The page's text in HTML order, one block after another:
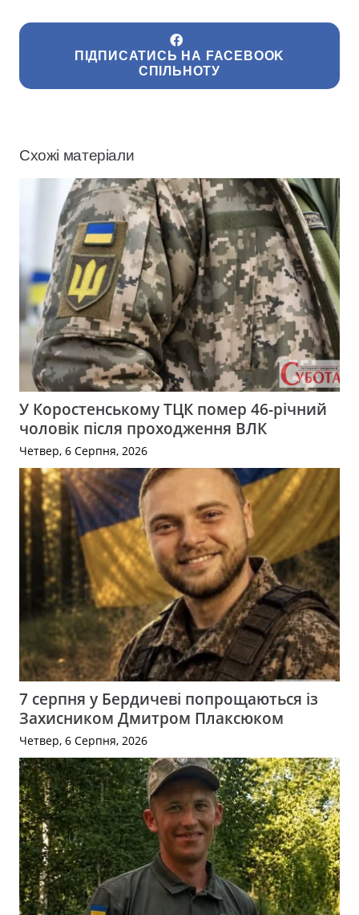
ПІДПИСАТИСЬ НА FACEBOOK
СПІЛЬНОТУ
Схожі матеріали
У Коростенському ТЦК помер 46-річний
чоловік після проходження ВЛК
Четвер, 6 Серпня, 2026
7 серпня у Бердичеві попрощаються із
Захисником Дмитром Плаксюком
Четвер, 6 Серпня, 2026